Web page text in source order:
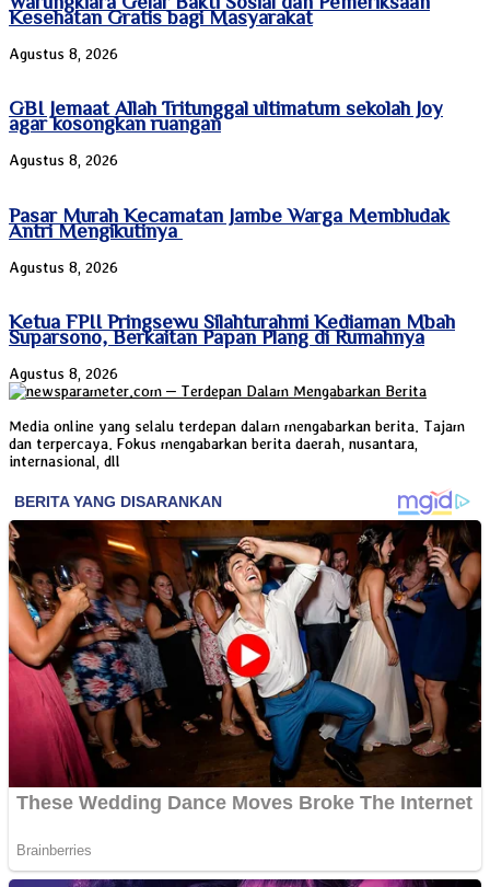
Kesehatan Gratis bagi Masyarakat
Agustus 8, 2026
GBI Jemaat Allah Tritunggal ultimatum sekolah Joy
agar kosongkan ruangan
Agustus 8, 2026
Pasar Murah Kecamatan Jambe Warga Membludak
Antri Mengikutinya
Agustus 8, 2026
Ketua FPII Pringsewu Silahturahmi Kediaman Mbah
Suparsono, Berkaitan Papan Plang di Rumahnya
Agustus 8, 2026
Media online yang selalu terdepan dalam mengabarkan berita. Tajam
dan terpercaya. Fokus mengabarkan berita daerah, nusantara,
internasional, dll